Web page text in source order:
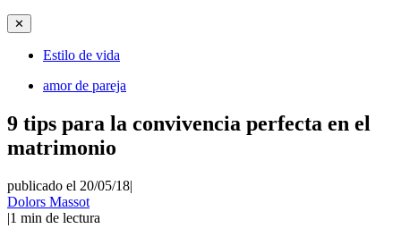
✕
Estilo de vida
amor de pareja
9 tips para la convivencia perfecta en el
matrimonio
publicado el 20/05/18|
Dolors Massot
|1 min de lectura